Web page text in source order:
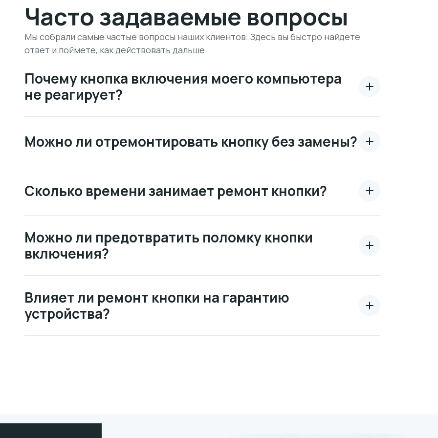
Часто задаваемые вопросы
Мы собрали самые частые вопросы наших клиентов. Здесь вы быстро найдете
ответ и поймете, как действовать дальше.
Почему кнопка включения моего компьютера
не реагирует?
Можно ли отремонтировать кнопку без замены?
Сколько времени занимает ремонт кнопки?
Можно ли предотвратить поломку кнопки
включения?
Влияет ли ремонт кнопки на гарантию
устройства?